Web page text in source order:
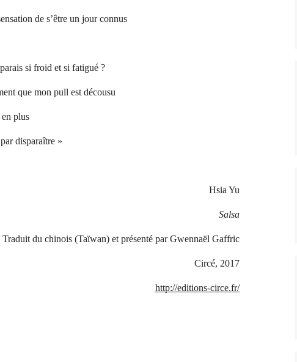
de s’être un jour connus
si froid et si fatigué ?
que mon pull est décousu
plus
disparaître »
Hsia Yu
Salsa
Traduit du chinois (Taïwan) et présenté par Gwennaël Gaffric
Circé, 2017
http://editions-circe.fr/